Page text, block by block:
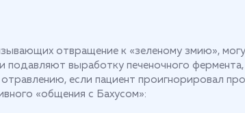
отвращение к «зеленому змию»,
подавляют выработку печеночного
если пациент проигнорировал
«общения с Бахусом»: